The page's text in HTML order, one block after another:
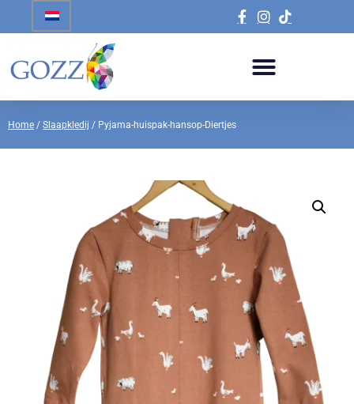
Home / Slaapkledij / Pyjama-huispak-hansop-Diertjes